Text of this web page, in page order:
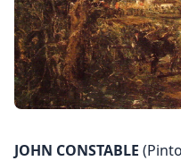
JOHN CONSTABLE